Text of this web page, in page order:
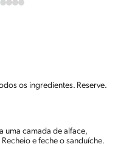
os ingredientes. Reserve.
uma camada de alface,
e feche o sanduíche.